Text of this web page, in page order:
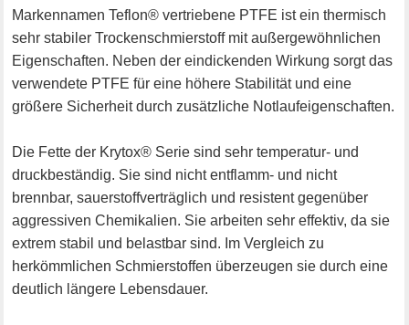
Markennamen Teflon® vertriebene PTFE ist ein thermisch
sehr stabiler Trockenschmierstoff mit außergewöhnlichen
Eigenschaften. Neben der eindickenden Wirkung sorgt das
verwendete PTFE für eine höhere Stabilität und eine
größere Sicherheit durch zusätzliche Notlaufeigenschaften.
Die Fette der Krytox® Serie sind sehr temperatur- und
druckbeständig. Sie sind nicht entflamm- und nicht
brennbar, sauerstoffverträglich und resistent gegenüber
aggressiven Chemikalien. Sie arbeiten sehr effektiv, da sie
extrem stabil und belastbar sind. Im Vergleich zu
herkömmlichen Schmierstoffen überzeugen sie durch eine
deutlich längere Lebensdauer.